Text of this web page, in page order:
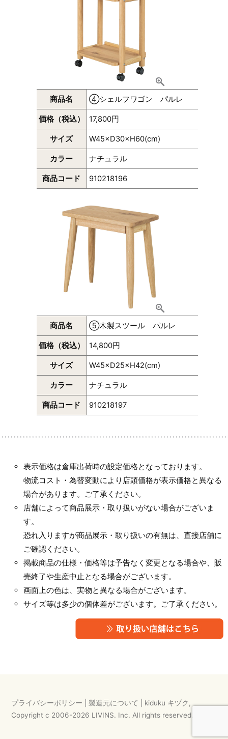
商品名 ④シェルフワゴン パルレ
価格（税込） 17,800円
サイズ W45×D30×H60(cm)
カラー ナチュラル
商品コード 910218196
商品名 ⑤木製スツール パルレ
価格（税込） 14,800円
サイズ W45×D25×H42(cm)
カラー ナチュラル
商品コード 910218197
表示価格は倉庫出荷時の設定価格となっております。
物流コスト・為替変動により店頭価格が表示価格と異なる
場合があります。ご了承ください。
店舗によって商品展示・取り扱いがない場合がございま
す。
恐れ入りますが商品展示・取り扱いの有無は、直接店舗に
ご確認ください。
掲載商品の仕様・価格等は予告なく変更となる場合や、販
売終了や生産中止となる場合がございます。
画面上の色は、実物と異なる場合がございます。
サイズ等は多少の個体差がございます。ご了承ください。
プライバシーポリシー 製造元について kiduku キヅク,
Copyright c 2006-2026 LIVINS. Inc. All rights reserved.